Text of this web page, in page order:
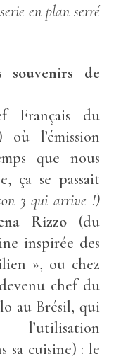
en plan serré
souvenirs de
Français du
où l’émission
que nous
ça se passait
3 qui arrive !)
Rizzo(du
inspirée des
», ou chez
chef du
au Brésil, qui
sa cuisine) : le